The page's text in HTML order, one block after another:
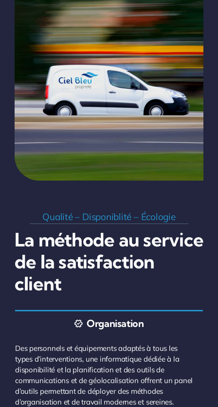
Qualité – Disponiblité – Écologie
La méthode au service
de la satisfaction
client
Organisation
Des personnels et équipements adaptés à tous les
types d’interventions, une informatique dédiée à la
disponibilité et la planification et des outils de
communications et de géolocalisation offrent un panel
d’outils permettant de déployer des méthodes
d’organisation et de travail modernes et sereines.